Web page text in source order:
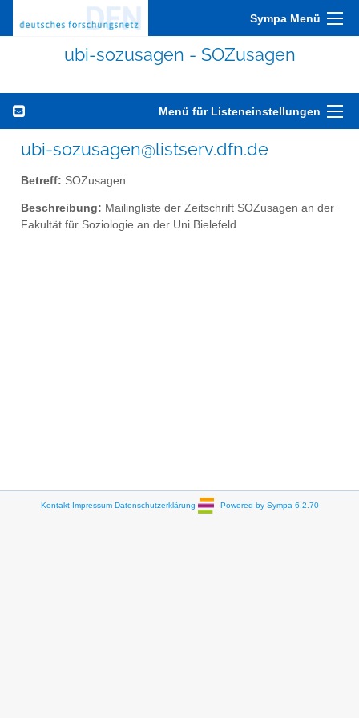
Sympa Menü
ubi-sozusagen - SOZusagen
Menü für Listeneinstellungen
ubi-sozusagen@listserv.dfn.de
Betreff: SOZusagen
Beschreibung: Mailingliste der Zeitschrift SOZusagen an der
Fakultät für Soziologie an der Uni Bielefeld
Kontakt Impressum Datenschutzerklärung Powered by Sympa 6.2.70